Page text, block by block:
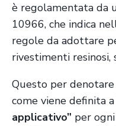
è regolamentata da
10966, che indica
regole da adottare
rivestimenti resinosi,
Questo per denotare
come viene definita
applicativo” per